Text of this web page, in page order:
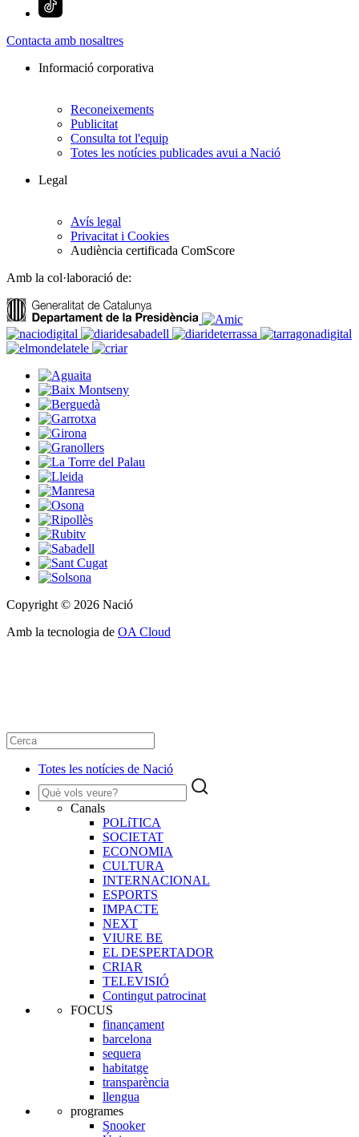
Contacta amb nosaltres
Informació corporativa
Reconeixements
Publicitat
Consulta tot l'equip
Totes les notícies publicades avui a Nació
Legal
Avís legal
Privacitat i Cookies
Audiència certificada ComScore
Amb la col·laboració de:
Copyright © 2026 Nació
Amb la tecnologia de OA Cloud
Totes les notícies de Nació
Canals
POLíTICA
SOCIETAT
ECONOMIA
CULTURA
INTERNACIONAL
ESPORTS
IMPACTE
NEXT
VIURE BE
EL DESPERTADOR
CRIAR
TELEVISIÓ
Contingut patrocinat
FOCUS
finançament
barcelona
sequera
habitatge
transparència
llengua
programes
Snooker